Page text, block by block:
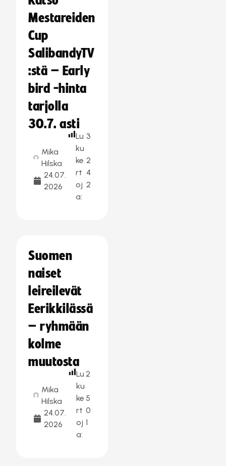
Mestareiden
Cup
SalibandyTV
:stä – Early
bird -hinta
tarjolla
30.7. asti
Mika
Hilska
24.07.
2026
Lu
ku
ke
rt
oj
a:
3
2
4
2
Suomen
naiset
leireilevät
Eerikkilässä
– ryhmään
kolme
muutosta
Mika
Hilska
24.07.
2026
Lu
ku
ke
rt
oj
a:
2
5
0
1